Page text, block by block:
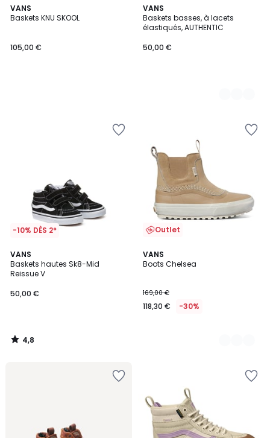
VANS
Baskets KNU SKOOL
105,00 €
VANS
Baskets basses, à lacets
élastiqués, AUTHENTIC
50,00 €
2
Couleurs
-10% DÈS 2*
VANS
Baskets hautes Sk8-Mid
Reissue V
50,00 €
4,8
/ 5
4,8
/
Outlet
VANS
Boots Chelsea
169,00 €
118,30 € -30%
2
Couleurs